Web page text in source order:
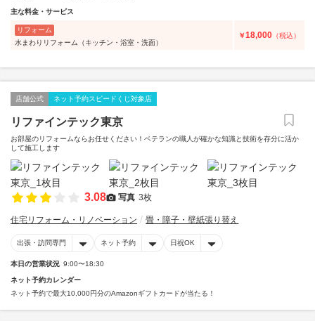
主な料金・サービス
リフォーム
水まわりリフォーム（キッチン・浴室・洗面）
￥18,000 （税込）
店舗公式 ネット予約スピードくじ対象店
リファインテック東京
お部屋のリフォームならお任せください！ベテランの職人が確かな知識と技術を存分に活か
して施工します
3.08 写真 3枚
住宅リフォーム・リノベーション 畳・障子・壁紙張り替え
出張・訪問専門 ネット予約 日祝OK
本日の営業状況 9:00〜18:30
ネット予約カレンダー
ネット予約で最大10,000円分のAmazonギフトカードが当たる！